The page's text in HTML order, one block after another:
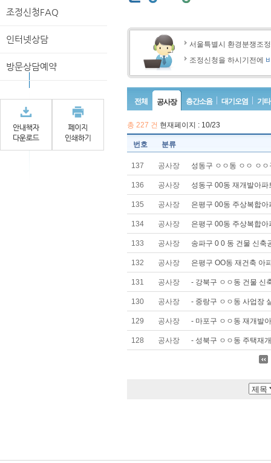
조정신청FAQ
인터넷상담
방문상담예약
서울특별시 환경분쟁조
조정신청을 하시기전에
전체 공사장 층간소음 대기오염 기타
총 227 건 현재페이지 : 10/23
번호 분류
137 공사장 성동구 ㅇㅇ동 ㅇㅇ ㅇ
136 공사장 성동구 00동 재개발아
135 공사장 은평구 00동 주상복합
134 공사장 은평구 00동 주상복합
133 공사장 송파구 0 0 동 건물 신축
132 공사장 은평구 OO동 재건축 아
131 공사장 - 강북구 ㅇㅇ동 건물 신
130 공사장 - 중랑구 ㅇㅇ동 사업장
129 공사장 - 마포구 ㅇㅇ동 재개발
128 공사장 - 성북구 ㅇㅇ동 주택재